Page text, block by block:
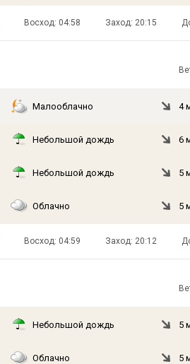
Восход: 04:58 Заход: 20:15
Малооблачно 4
Небольшой дождь 6
Небольшой дождь 5
Облачно 5
Восход: 04:59 Заход: 20:12
Небольшой дождь 5
Облачно 5